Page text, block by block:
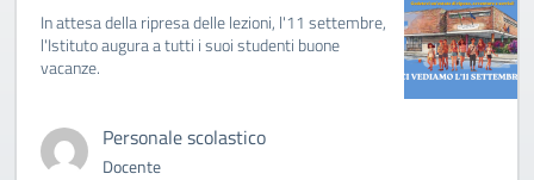
In attesa della ripresa delle lezioni, l'11 settembre,
l'Istituto augura a tutti i suoi studenti buone
vacanze.
Personale scolastico
Docente